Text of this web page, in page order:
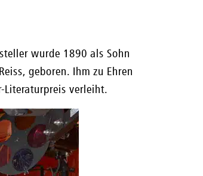
wurde 1890 als Sohn
geboren. Ihm zu Ehren
Literaturpreis verleiht.